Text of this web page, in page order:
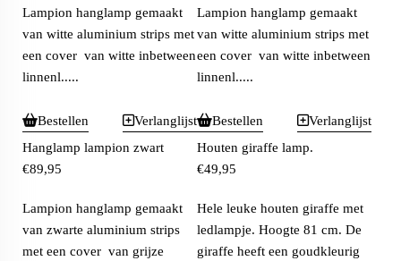
Lampion hanglamp gemaakt
van witte aluminium strips met
een cover van witte inbetween
linnenl.....
Bestellen Verlanglijst
Lampion hanglamp gemaakt
van witte aluminium strips met
een cover van witte inbetween
linnenl.....
Bestellen
Verlanglijst
Hanglamp lampion zwart
€89,95
Lampion hanglamp gemaakt
van zwarte aluminium strips
met een cover van grijze
Houten giraffe lamp.
€49,95
Hele leuke houten giraffe met
ledlampje. Hoogte 81 cm. De
giraffe heeft een goudkleurig